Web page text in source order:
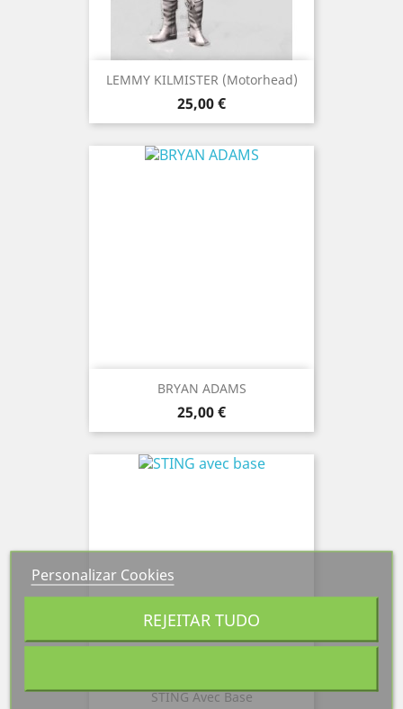
LEMMY KILMISTER (Motorhead)
Preço
25,00 €
BRYAN ADAMS
Preço
25,00 €
STING Avec Base
Personalizar Cookies
REJEITAR TUDO